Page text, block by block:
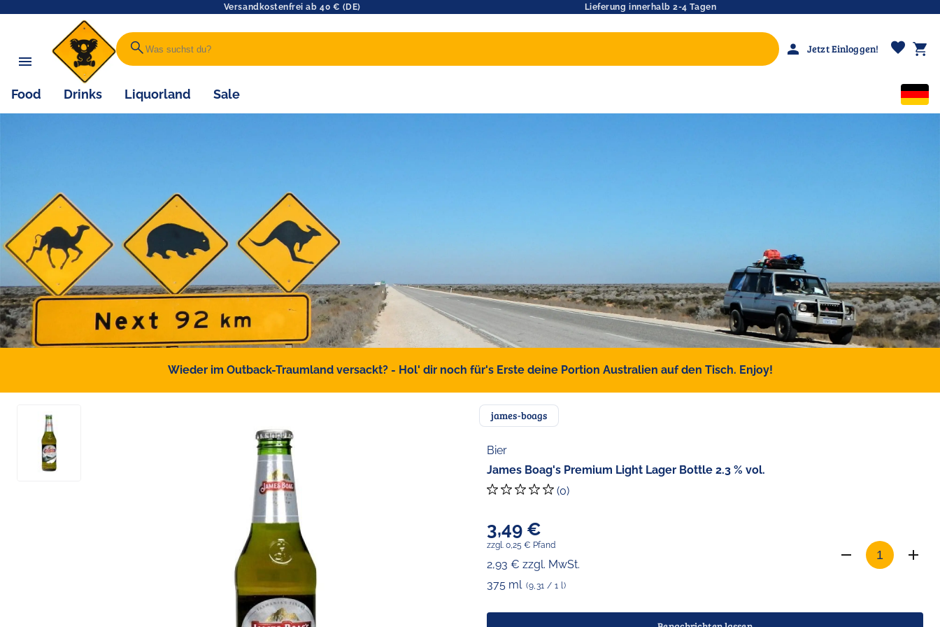
Versandkostenfrei ab 40 € (DE) Lieferung innerhalb 2-4 Tagen
search person Jetzt Einloggen! favorite shopping_cart
Food Drinks Liquorland Sale
Wieder im Outback-Traumland versackt? - Hol' dir noch für's Erste deine Portion Australien auf den Tisch. Enjoy!
james-boags
Bier
James Boag's Premium Light Lager Bottle 2.3 % vol.
(0)
3,49 €
zzgl. 0,25 € Pfand
2,93 € zzgl. MwSt.
375 ml (9,31 / 1 l)